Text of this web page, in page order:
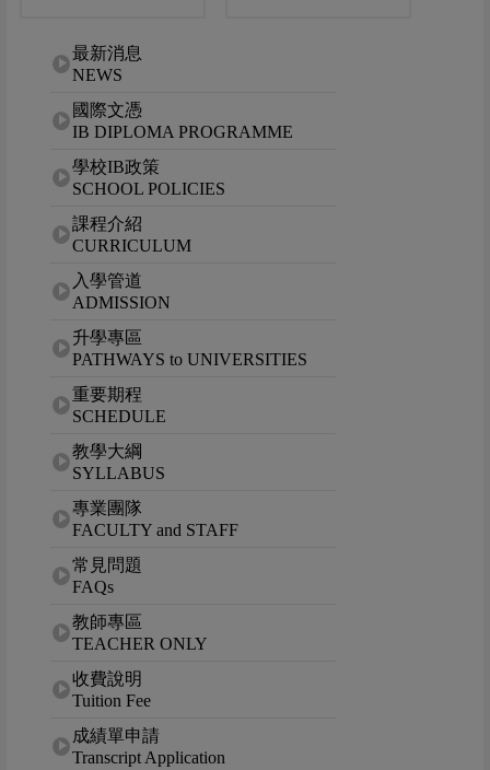
網站選單最新消息
NEWS
國際文憑
IB DIPLOMA PROGRAMME
學校IB政策
SCHOOL POLICIES
課程介紹
CURRICULUM
入學管道
ADMISSION
升學專區
PATHWAYS to UNIVERSITIES
重要期程
SCHEDULE
教學大綱
SYLLABUS
專業團隊
FACULTY and STAFF
常見問題
FAQs
教師專區
TEACHER ONLY
收費說明
Tuition Fee
成績單申請
Transcript Application